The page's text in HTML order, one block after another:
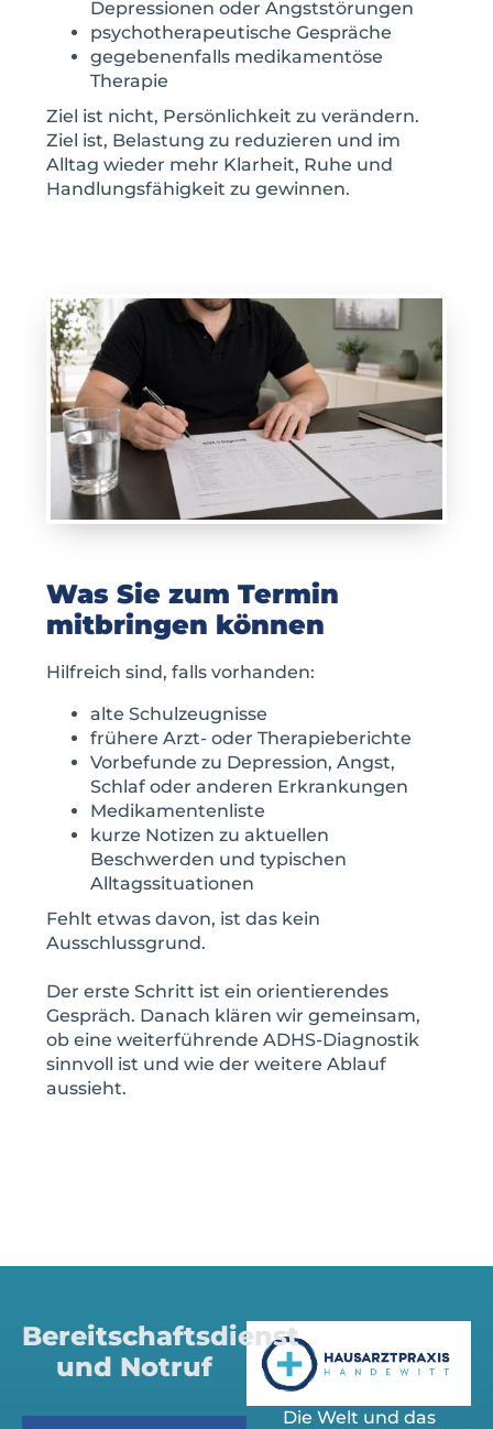
Depressionen oder Angststörungen
psychotherapeutische Gespräche
gegebenenfalls medikamentöse
Therapie
Ziel ist nicht, Persönlichkeit zu verändern.
Ziel ist, Belastung zu reduzieren und im
Alltag wieder mehr Klarheit, Ruhe und
Handlungsfähigkeit zu gewinnen.
Was Sie zum Termin
mitbringen können
Hilfreich sind, falls vorhanden:
alte Schulzeugnisse
frühere Arzt- oder Therapieberichte
Vorbefunde zu Depression, Angst,
Schlaf oder anderen Erkrankungen
Medikamentenliste
kurze Notizen zu aktuellen
Beschwerden und typischen
Alltagssituationen
Fehlt etwas davon, ist das kein
Ausschlussgrund.
Der erste Schritt ist ein orientierendes
Gespräch. Danach klären wir gemeinsam,
ob eine weiterführende ADHS-Diagnostik
sinnvoll ist und wie der weitere Ablauf
aussieht.
Die Welt und das
Bereitschaftsdienst
und Notruf